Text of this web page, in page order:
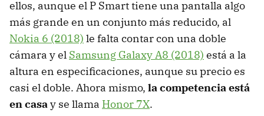
ellos, aunque el P Smart tiene una pantalla algo
más grande en un conjunto más reducido, al
Nokia 6 (2018) le falta contar con una doble
cámara y el Samsung Galaxy A8 (2018) está a la
altura en especificaciones, aunque su precio es
casi el doble. Ahora mismo, la competencia está
en casay se llama Honor 7X.